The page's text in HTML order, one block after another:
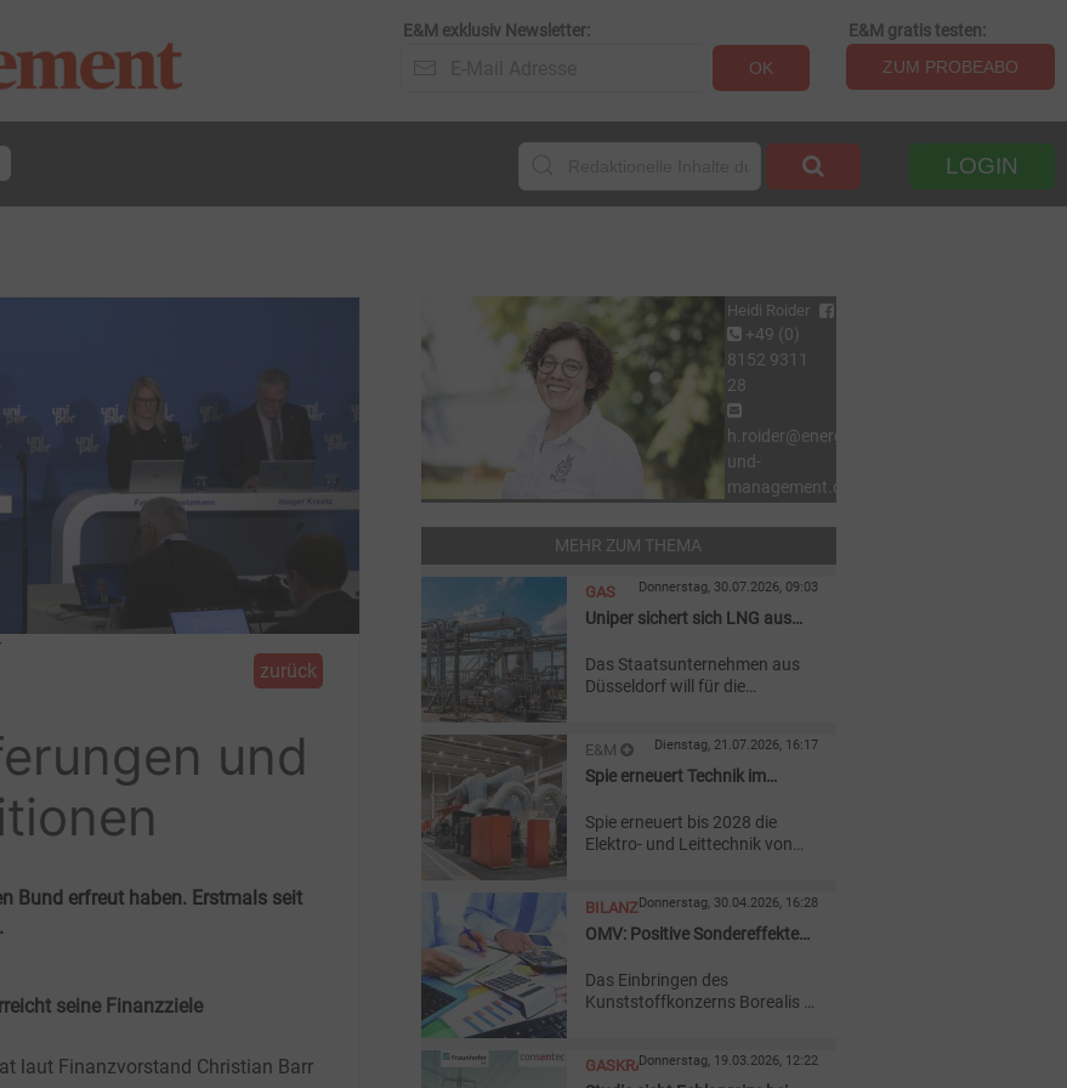
E&M exklusiv Newsletter:
OK
E&M gratis testen:
ZUM PROBEABO
LOGIN
zurück
und
Bund erfreut haben. Erstmals seit
seine Finanzziele
laut Finanzvorstand Christian Barr
Heidi Roider
+49 (0)
8152 9311
28
h.roider@energie-
und-
management.de
MEHR ZUM THEMA
GAS Donnerstag, 30.07.2026, 09:03
Uniper sichert sich LNG aus
Das Staatsunternehmen aus
Düsseldorf will für die
Nordamerika beziehen. Die
Anlage muss noch gebaut
E&M
GASKRAFTWERK
Dienstag, 21.07.2026, 16:17
Spie erneuert Technik im
Spie erneuert bis 2028 die
Elektro- und Leittechnik von
systemrelevante
Gaskraftwerksblock soll bis
bleiben.
BILANZDonnerstag, 30.04.2026, 16:28
OMV: Positive Sondereffekte
Das Einbringen des
Kunststoffkonzerns Borealis in
Millionen Euro zu Buche,
GASKRAFTWERKE
Donnerstag, 19.03.2026, 12:22